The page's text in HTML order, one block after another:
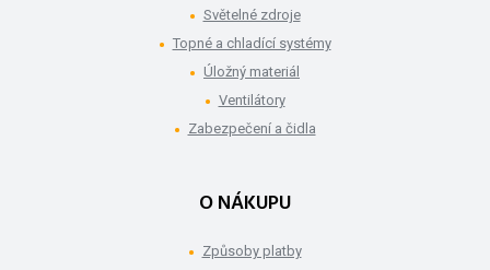
Světelné zdroje
Topné a chladící systémy
Úložný materiál
Ventilátory
Zabezpečení a čidla
O NÁKUPU
Způsoby platby